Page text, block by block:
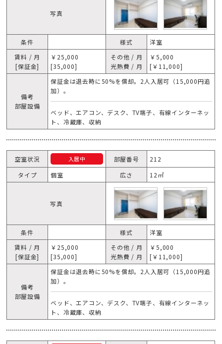
写真
条件 様式
洋室
賃料 / 月
[保証金]
￥25,000
[35,000]
その他 / 月
光熱費 / 月
￥5,000
[￥11,000]
備考
部屋設備
保証金は退去時に50%を償却。2人入居可（15,000円追
加）。
ベッド、エアコン、デスク、TV端子、有線インターネッ
ト、冷蔵庫、収納
空室状況 入居中 部屋番号
212
タイプ
個室 広さ 12㎡
写真
条件 様式
洋室
賃料 / 月
[保証金]
￥25,000
[35,000]
その他 / 月
光熱費 / 月
￥5,000
[￥11,000]
備考
部屋設備
保証金は退去時に50%を償却。2人入居可（15,000円追
加）。
ベッド、エアコン、デスク、TV端子、有線インターネッ
ト、冷蔵庫、収納